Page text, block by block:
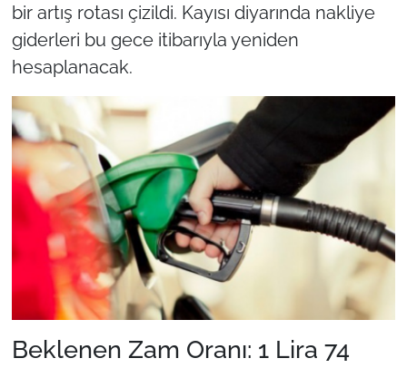
bir artış rotası çizildi. Kayısı diyarında nakliye
giderleri bu gece itibarıyla yeniden
hesaplanacak.
Beklenen Zam Oranı: 1 Lira 74